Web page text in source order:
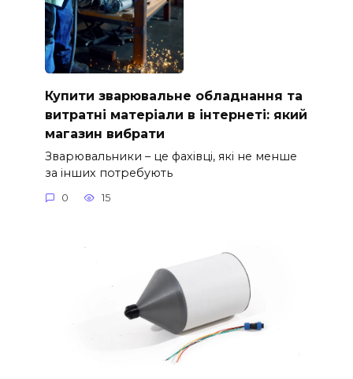
Купити зварювальне обладнання та
витратні матеріали в інтернеті: який
магазин вибрати
Зварювальники – це фахівці, які не менше
за інших потребують
0 15